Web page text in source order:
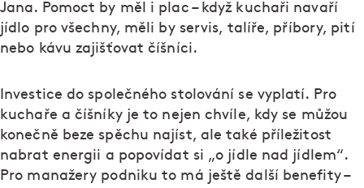
Jana. Pomoct by měl i plac – když kuchaři navaří
jídlo pro všechny, měli by servis, talíře, příbory, pití
nebo kávu zajišťovat číšníci.
Investice do společného stolování se vyplatí. Pro
kuchaře a číšníky je to nejen chvíle, kdy se můžou
konečně beze spěchu najíst, ale také příležitost
nabrat energii a popovídat si „o jídle nad jídlem“.
Pro manažery podniku to má ještě další benefity –